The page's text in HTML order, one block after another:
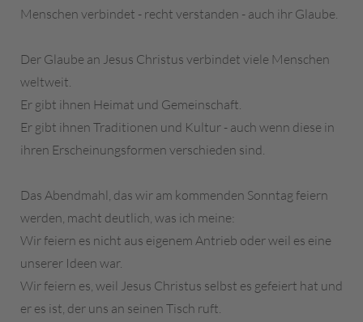
Menschen verbindet - recht verstanden - auch ihr Glaube.
Der Glaube an Jesus Christus verbindet viele Menschen
weltweit.
Er gibt ihnen Heimat und Gemeinschaft.
Er gibt ihnen Traditionen und Kultur - auch wenn diese in
ihren Erscheinungsformen verschieden sind.
Das Abendmahl, das wir am kommenden Sonntag feiern
werden, macht deutlich, was ich meine:
Wir feiern es nicht aus eigenem Antrieb oder weil es eine
unserer Ideen war.
Wir feiern es, weil Jesus Christus selbst es gefeiert hat und
er es ist, der uns an seinen Tisch ruft.